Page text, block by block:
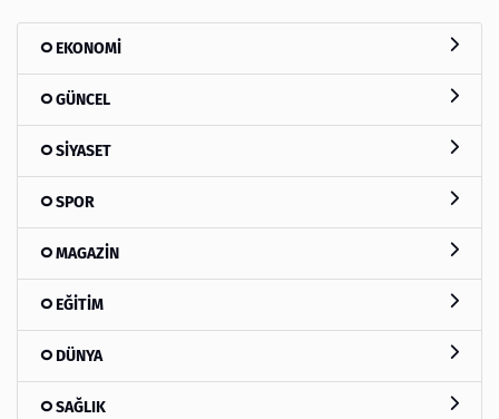
EKONOMİ
GÜNCEL
SİYASET
SPOR
MAGAZİN
EĞİTİM
DÜNYA
SAĞLIK